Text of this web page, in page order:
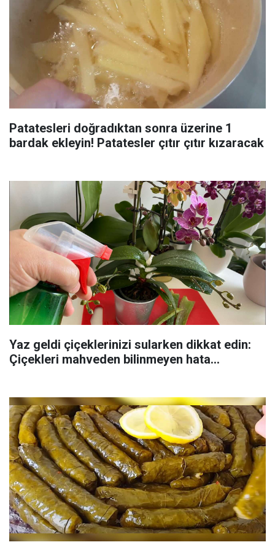
Patatesleri doğradıktan sonra üzerine 1
bardak ekleyin! Patatesler çıtır çıtır kızaracak
Yaz geldi çiçeklerinizi sularken dikkat edin:
Çiçekleri mahveden bilinmeyen hata...